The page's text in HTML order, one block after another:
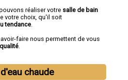
réaliser votre salle de bain
votre choix, qu'il soit
tendance.
faire nous permettent de vous
.
chaude